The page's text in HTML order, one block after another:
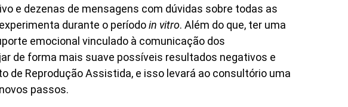
e dezenas de mensagens com dúvidas sobre todas as
durante o períodoin vitro. Além do que, ter uma
emocional vinculado à comunicação dos
de forma mais suave possíveis resultados negativos e
Reprodução Assistida, e isso levará ao consultório uma
passos.